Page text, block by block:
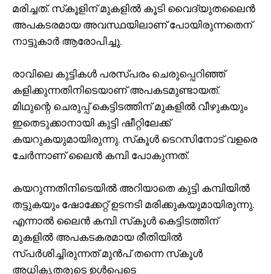
മരിച്ചത്. സ്‌കൂളിന് മുകളില്‍ കൂടി വൈദ്യുതലൈന്‍
അപകടരമായ അവസ്ഥയിലാണ് പോയിരുന്നതെന്
നാട്ടുകാര്‍ ആരോപിച്ചു.
രാവിലെ കുട്ടികള്‍ പരസ്പരം ചെരുപ്പെറിഞ്ഞ്
കളിക്കുന്നതിനിടെയാണ് അപകടമുണ്ടായത്.
മിഥുന്റെ ചെരുപ്പ് കെട്ടിടത്തിന് മുകളില്‍ വീഴുകയും
ഇതെടുക്കാനായി കുട്ടി ഷീറ്റിലേക്ക്
കയറുകയുമായിരുന്നു. സ്‌കൂള്‍ ടെറസിനോട് വളരെ
ചേര്‍ന്നാണ് ലൈന്‍ കമ്പി പോകുന്നത്.
കയറുന്നതിനിടെയില്‍ അറിയാതെ കുട്ടി കമ്പിയില്‍
തട്ടുകയും ഷോക്കേറ്റ് ഉടനടി മരിക്കുകയുമായിരുന്നു.
എന്നാല്‍ ലൈന്‍ കമ്പി സ്‌കൂള്‍ കെട്ടിടത്തിന്
മുകളില്‍ അപകടകരമായ രീതിയില്‍
സ്പര്‍ശിച്ചിരുന്നത് മുന്‍പ് തന്നെ സ്‌കൂള്‍
അധികൃതരുടെ ഉള്‍പ്പെടെ